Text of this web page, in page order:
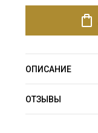
ОПИСАНИЕ
ОТЗЫВЫ